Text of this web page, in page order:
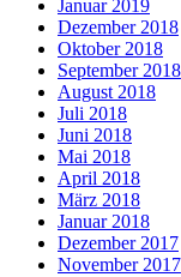
Januar 2019
Dezember 2018
Oktober 2018
September 2018
August 2018
Juli 2018
Juni 2018
Mai 2018
April 2018
März 2018
Januar 2018
Dezember 2017
November 2017